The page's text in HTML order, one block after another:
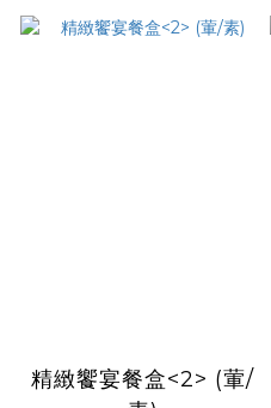
精緻饗宴餐盒<2> (葷/